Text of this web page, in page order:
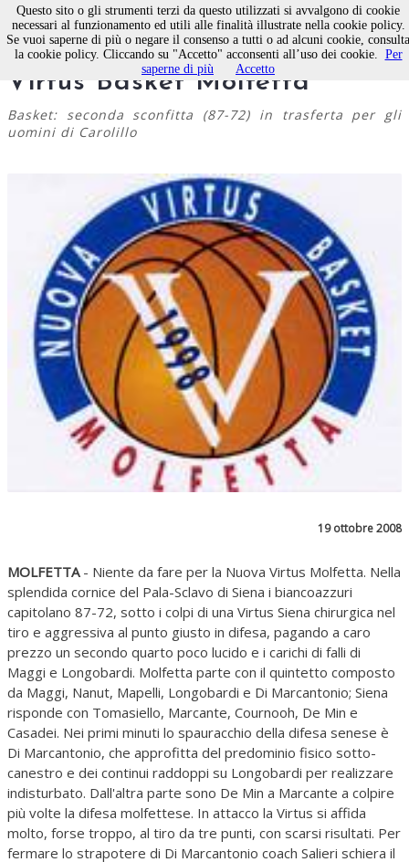
Troppo Siena, ko per la
Virtus Basket Molfetta
Basket: seconda sconfitta (87-72) in trasferta per gli
uomini di Carolillo
19 ottobre 2008
MOLFETTA- Niente da fare per la Nuova Virtus Molfetta. Nella
splendida cornice del Pala-Sclavo di Siena i biancoazzuri
capitolano 87-72, sotto i colpi di una Virtus Siena chirurgica nel
tiro e aggressiva al punto giusto in difesa, pagando a caro
prezzo un secondo quarto poco lucido e i carichi di falli di
Maggi e Longobardi. Molfetta parte con il quintetto composto
da Maggi, Nanut, Mapelli, Longobardi e Di Marcantonio; Siena
risponde con Tomasiello, Marcante, Cournooh, De Min e
Casadei. Nei primi minuti lo spauracchio della difesa senese è
Di Marcantonio, che approfitta del predominio fisico sotto-
canestro e dei continui raddoppi su Longobardi per realizzare
indisturbato. Dall'altra parte sono De Min a Marcante a colpire
più volte la difesa molfettese. In attacco la Virtus si affida
molto, forse troppo, al tiro da tre punti, con scarsi risultati. Per
fermare lo strapotere di Di Marcantonio coach Salieri schiera il
Questo sito o gli strumenti terzi da questo utilizzati si avvalgono di cookie
necessari al funzionamento ed utili alle finalità illustrate nella cookie policy.
Se vuoi saperne di più o negare il consenso a tutti o ad alcuni cookie, consulta
la cookie policy. Cliccando su "Accetto" acconsenti all’uso dei cookie. Per
saperne di più
Accetto